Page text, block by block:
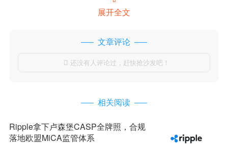
展开全文
文章评论
 还没有人评论过，赶快抢沙发吧！
相关阅读
Ripple拿下卢森堡CASP全牌照，合规
落地欧盟MiCA监管体系